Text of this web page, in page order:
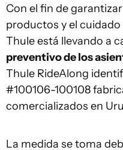
Con el fin de
productos y el
Thule está llevando a
preventivo de los
Thule RideAlong
#100106-100108
comercializados en
La medida se toma